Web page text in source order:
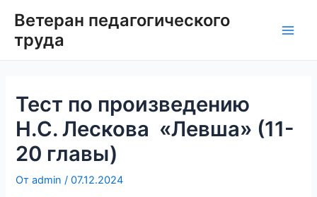
содержимому
Ветеран педагогического
труда
Тест по произведению
Н.С. Лескова «Левша» (11-
20 главы)
Отadmin/07.12.2024